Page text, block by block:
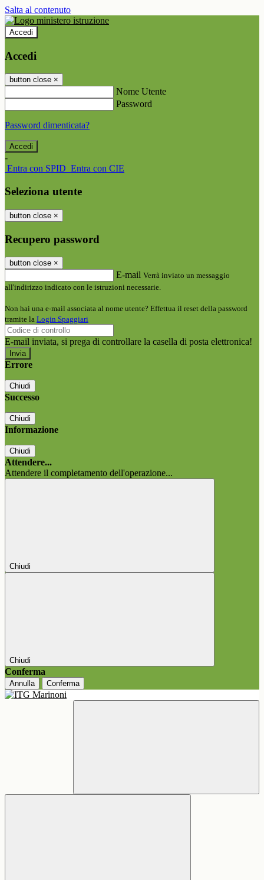
Salta al contenuto
Accedi
Accedi
button close ×
Nome Utente
Password
Password dimenticata?
-
Entra con SPID Entra con CIE
Seleziona utente
button close ×
Recupero password
button close ×
E-mail Verrà inviato un messaggio
all'indirizzo indicato con le istruzioni necessarie.
Non hai una e-mail associata al nome utente? Effettua il reset della password
tramite la Login Spaggiari
E-mail inviata, si prega di controllare la casella di posta elettronica!
Errore
Chiudi
Successo
Chiudi
Informazione
Chiudi
Attendere...
Attendere il completamento dell'operazione...
Chiudi
Chiudi
Conferma
Annulla Conferma